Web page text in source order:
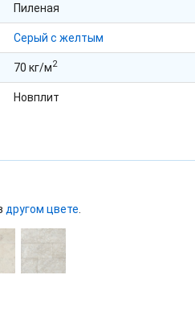
Пиленая
Серый с желтым
70 кг/м2
Новплит
другом цвете